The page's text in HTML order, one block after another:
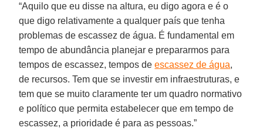
“Aquilo que eu disse na altura, eu digo agora e é o
que digo relativamente a qualquer país que tenha
problemas de escassez de água. É fundamental em
tempo de abundância planejar e prepararmos para
tempos de escassez, tempos deescassez de água,
de recursos. Tem que se investir em infraestruturas, e
tem que se muito claramente ter um quadro normativo
e político que permita estabelecer que em tempo de
escassez, a prioridade é para as pessoas.”